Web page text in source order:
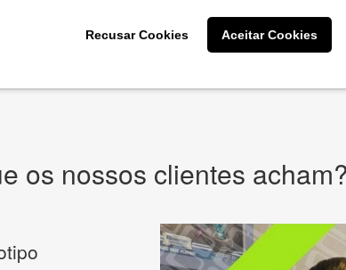
Recusar Cookies Aceitar Cookies
CRIE SUA MARCA
os nossos clientes